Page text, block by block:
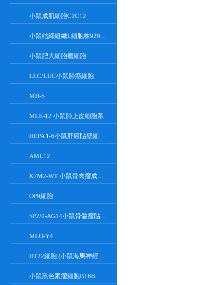
小鼠成肌細胞C2C12
小鼠結締組織L細胞株929克隆
小鼠肥大細胞瘤細胞
LLC/LUC小鼠肺癌細胞
MH-S
MLE-12 小鼠肺上皮細胞系
HEPA 1-6小鼠肝癌貼壁細胞系
AML12
K7M2-WT 小鼠骨肉瘤成骨細胞系
OP9細胞
SP2/0-AG14小鼠骨髓瘤貼壁細胞系
MLO-Y4
HT22細胞 (小鼠海馬神經元細胞) (STR鑒定正確)
小鼠黑色素瘤細胞B16B